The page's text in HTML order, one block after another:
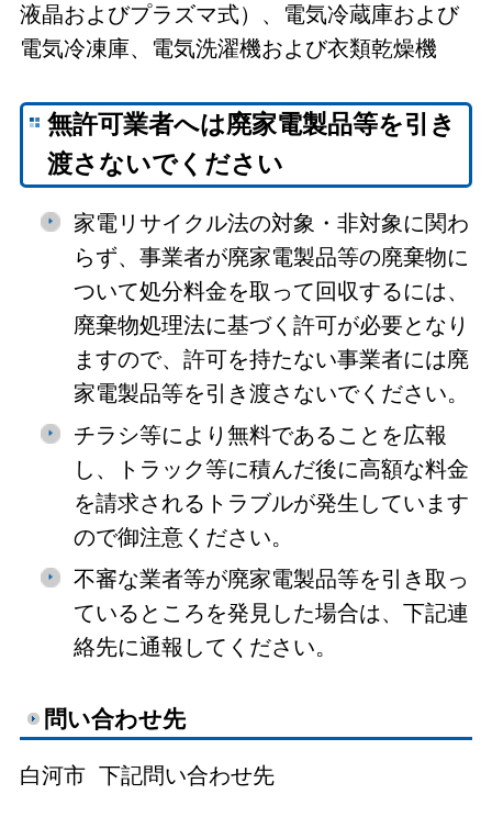
液晶およびプラズマ式）、電気冷蔵庫および
電気冷凍庫、電気洗濯機および衣類乾燥機
無許可業者へは廃家電製品等を引き
渡さないでください
家電リサイクル法の対象・非対象に関わ
らず、事業者が廃家電製品等の廃棄物に
ついて処分料金を取って回収するには、
廃棄物処理法に基づく許可が必要となり
ますので、許可を持たない事業者には廃
家電製品等を引き渡さないでください。
チラシ等により無料であることを広報
し、トラック等に積んだ後に高額な料金
を請求されるトラブルが発生しています
ので御注意ください。
不審な業者等が廃家電製品等を引き取っ
ているところを発見した場合は、下記連
絡先に通報してください。
問い合わせ先
白河市 下記問い合わせ先